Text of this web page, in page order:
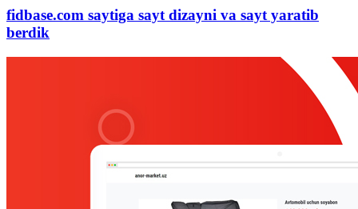
fidbase.com saytiga sayt dizayni va sayt yaratib
berdik